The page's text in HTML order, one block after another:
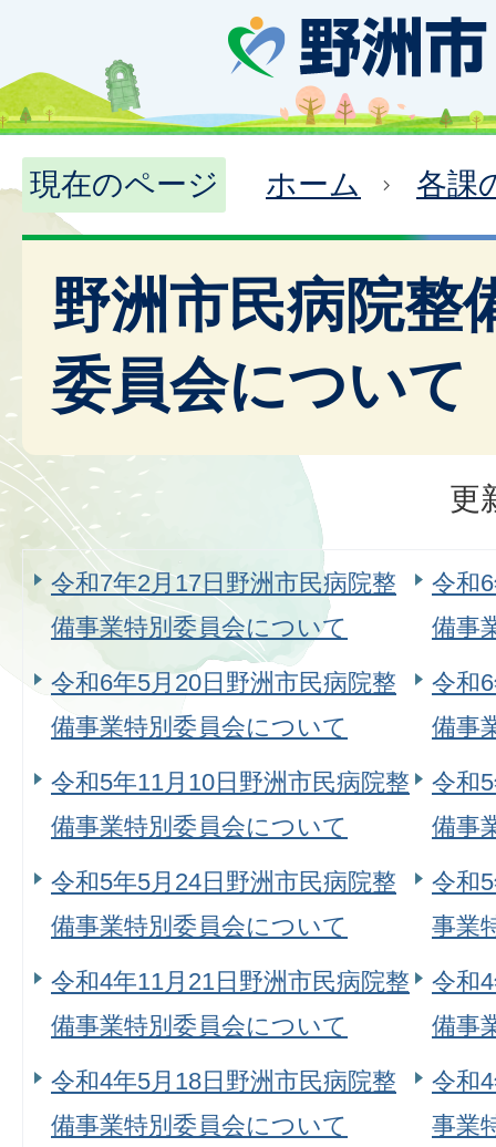
現在のページ ホーム 各課
野洲市民病院整
委員会について
更
令和7年2月17日野洲市民病院整
備事業特別委員会について
令和
備事
令和6年5月20日野洲市民病院整
備事業特別委員会について
令和
備事
令和5年11月10日野洲市民病院整
備事業特別委員会について
令和
備事
令和5年5月24日野洲市民病院整
備事業特別委員会について
令和
事業
令和4年11月21日野洲市民病院整
備事業特別委員会について
令和
備事
令和4年5月18日野洲市民病院整
備事業特別委員会について
令和
事業